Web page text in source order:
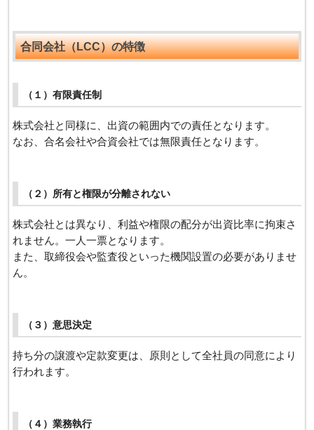
合同会社（LCC）の特徴
（１）有限責任制
株式会社と同様に、出資の範囲内での責任となります。
なお、合名会社や合資会社では無限責任となります。
（２）所有と権限が分離されない
株式会社とは異なり、利益や権限の配分が出資比率に拘束さ
れません。一人一票となります。
また、取締役会や監査役といった機関設置の必要がありませ
ん。
（３）意思決定
持ち分の譲渡や定款変更は、原則として全社員の同意により
行われます。
（４）業務執行